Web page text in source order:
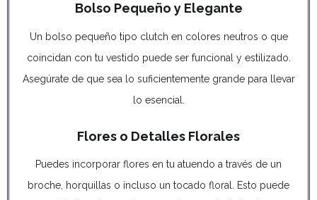
Bolso Pequeño y Elegante
Un bolso pequeño tipo clutch en colores neutros o que
coincidan con tu vestido puede ser funcional y estilizado.
Asegúrate de que sea lo suficientemente grande para llevar
lo esencial.
Flores o Detalles Florales
Puedes incorporar flores en tu atuendo a través de un
broche, horquillas o incluso un tocado floral. Esto puede